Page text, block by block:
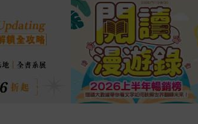
的存在（１）